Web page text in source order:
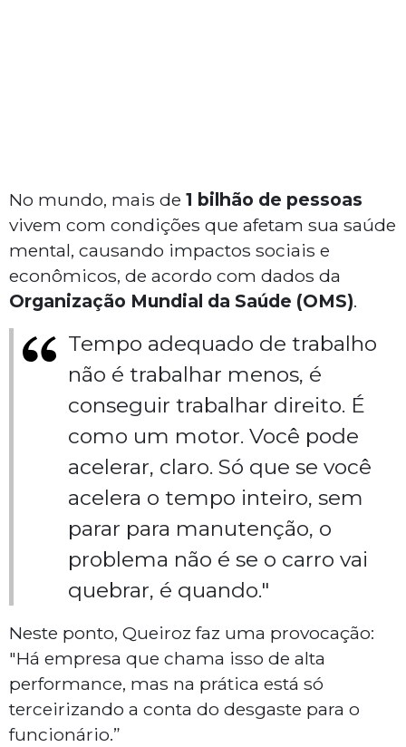
No mundo, mais de 1 bilhão de pessoas
vivem com condições que afetam sua saúde
mental, causando impactos sociais e
econômicos, de acordo com dados da
Organização Mundial da Saúde (OMS).
Tempo adequado de trabalho
não é trabalhar menos, é
conseguir trabalhar direito. É
como um motor. Você pode
acelerar, claro. Só que se você
acelera o tempo inteiro, sem
parar para manutenção, o
problema não é se o carro vai
quebrar, é quando."
Neste ponto, Queiroz faz uma provocação:
"Há empresa que chama isso de alta
performance, mas na prática está só
terceirizando a conta do desgaste para o
funcionário.”